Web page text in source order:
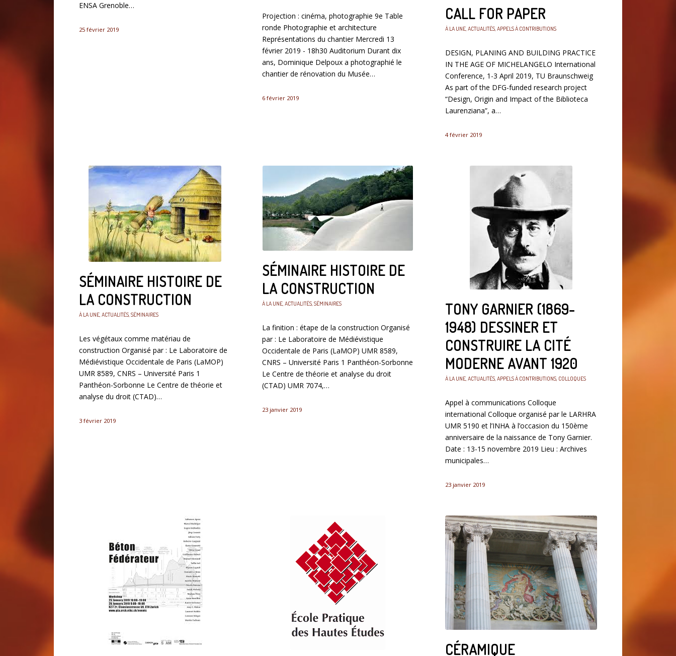
ENSA Grenoble…
25 février 2019
Projection : cinéma, photographie 9e Table
ronde Photographie et architecture
Représentations du chantier Mercredi 13
février 2019 - 18h30 Auditorium Durant dix
ans, Dominique Delpoux a photographié le
chantier de rénovation du Musée…
6 février 2019
CALL FOR PAPER
À LA UNE, ACTUALITÉS, APPELS À CONTRIBUTIONS
DESIGN, PLANING AND BUILDING PRACTICE
IN THE AGE OF MICHELANGELO International
Conference, 1-3 April 2019, TU Braunschweig
As part of the DFG-funded research project
“Design, Origin and Impact of the Biblioteca
Laurenziana”, a…
4 février 2019
SÉMINAIRE HISTOIRE DE
LA CONSTRUCTION
À LA UNE, ACTUALITÉS, SÉMINAIRES
Les végétaux comme matériau de
construction Organisé par : Le Laboratoire de
Médiévistique Occidentale de Paris (LaMOP)
UMR 8589, CNRS – Université Paris 1
Panthéon-Sorbonne Le Centre de théorie et
analyse du droit (CTAD)…
3 février 2019
SÉMINAIRE HISTOIRE DE
LA CONSTRUCTION
À LA UNE, ACTUALITÉS, SÉMINAIRES
La finition : étape de la construction Organisé
par : Le Laboratoire de Médiévistique
Occidentale de Paris (LaMOP) UMR 8589,
CNRS – Université Paris 1 Panthéon-Sorbonne
Le Centre de théorie et analyse du droit
(CTAD) UMR 7074,…
23 janvier 2019
TONY GARNIER (1869-
1948) DESSINER ET
CONSTRUIRE LA CITÉ
MODERNE AVANT 1920
À LA UNE, ACTUALITÉS, APPELS À CONTRIBUTIONS, COLLOQUES
Appel à communications Colloque
international Colloque organisé par le LARHRA
UMR 5190 et l’INHA à l’occasion du 150ème
anniversaire de la naissance de Tony Garnier.
Date : 13-15 novembre 2019 Lieu : Archives
municipales…
23 janvier 2019
CÉRAMIQUE